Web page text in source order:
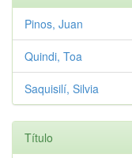
Pinos, Juan
Quindi, Toa
Saquisilí, Silvia
Título